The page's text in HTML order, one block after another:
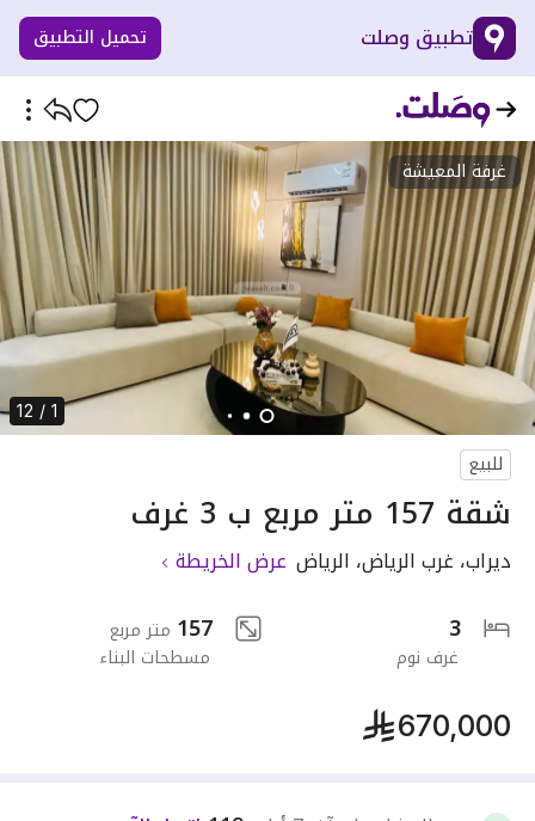
تطبيق وصلت تحميل التطبيق
غرفة المعيشة
1 / 12
للبيع
شقة 157 متر مربع ب 3 غرف
ديراب، غرب الرياض، الرياض عرض الخريطة
3
غرف نوم
157 متر مربع
مسطحات البناء
670,000